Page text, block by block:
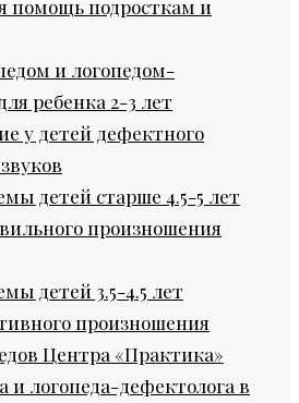
помощь подросткам и
и логопедом-
ребенка 2-3 лет
у детей дефектного
детей старше 4.5-5 лет
произношения
детей 3.5-4.5 лет
произношения
Центра «Практика»
и логопеда-дефектолога в